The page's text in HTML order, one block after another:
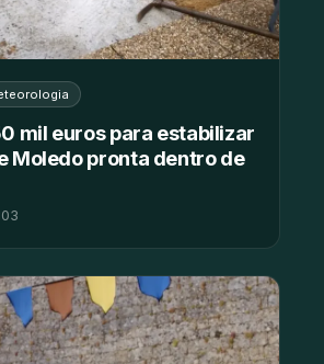
mil euros para estabilizar
Moledo pronta dentro de